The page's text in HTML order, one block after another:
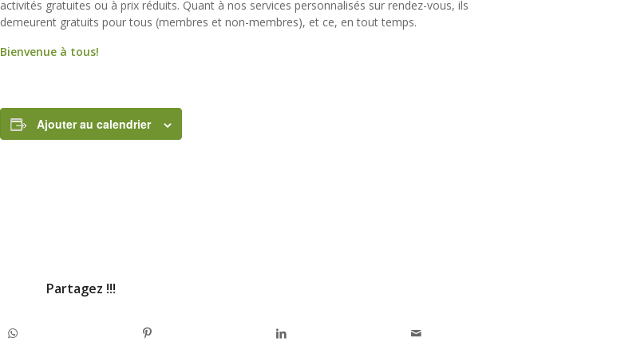
activités gratuites ou à prix réduits. Quant à nos services personnalisés sur rendez-vous, ils
demeurent gratuits pour tous (membres et non-membres), et ce, en tout temps.
Bienvenue à tous!
Ajouter au calendrier
Partagez !!!